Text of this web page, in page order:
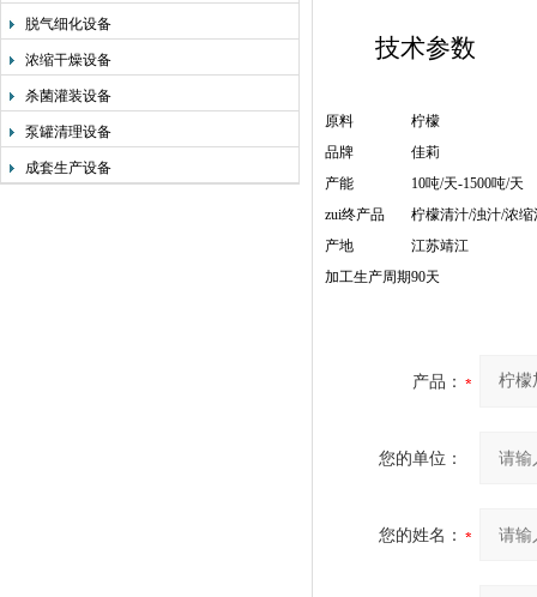
脱气细化设备
浓缩干燥设备
杀菌灌装设备
泵罐清理设备
成套生产设备
技术参数
原料
柠檬
品牌
佳莉
产能
10吨/天-1500吨/天
zui终产品
柠檬清汁/浊汁/浓缩
产地
江苏靖江
加工生产周期90天
产品：
您的单位：
您的姓名：